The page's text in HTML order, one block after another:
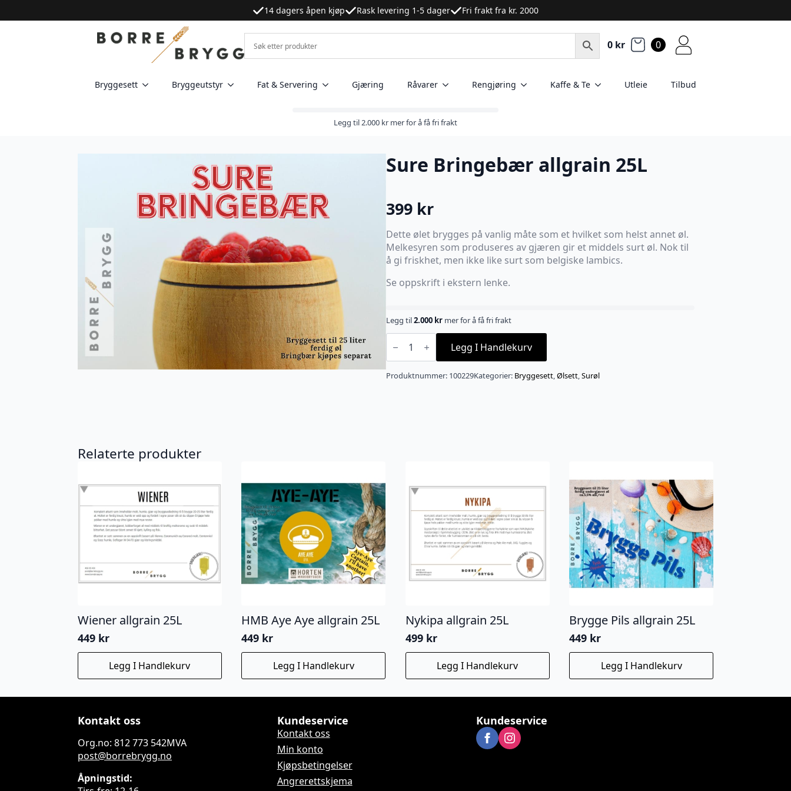
14 dagers åpen kjøp Rask levering 1-5 dager Fri frakt fra kr. 2000
0 kr 0
Bryggesett Bryggeutstyr Fat & Servering Gjæring Råvarer Rengjøring Kaffe & Te Utleie Tilbud
Legg til2.000 kr mer for å få fri frakt
Sure Bringebær allgrain 25L
399 kr
Dette ølet brygges på vanlig måte som et hvilket som helst annet øl.
Melkesyren som produseres av gjæren gir et middels surt øl. Nok til
å gi friskhet, men ikke like surt som belgiske lambics.
Se oppskrift i ekstern lenke.
Legg til2.000 kr mer for å få fri frakt
Sure
Bringebær
25L
antall
Legg I Handlekurv
Produktnummer: 100229Kategorier: Bryggesett,Ølsett,Surøl
Relaterte produkter
Wiener allgrain 25L
449 kr
Legg I Handlekurv
HMB Aye Aye allgrain 25L
449 kr
Legg I Handlekurv
Nykipa allgrain 25L
499 kr
Legg I Handlekurv
Brygge Pils allgrain 25L
449 kr
Legg I Handlekurv
Kontakt oss
Org.no: 812 773 542MVA
post@borrebrygg.no
Åpningstid:
Kundeservice
Kontakt oss
Min konto
Kjøpsbetingelser
Angrerettskjema
Kundeservice